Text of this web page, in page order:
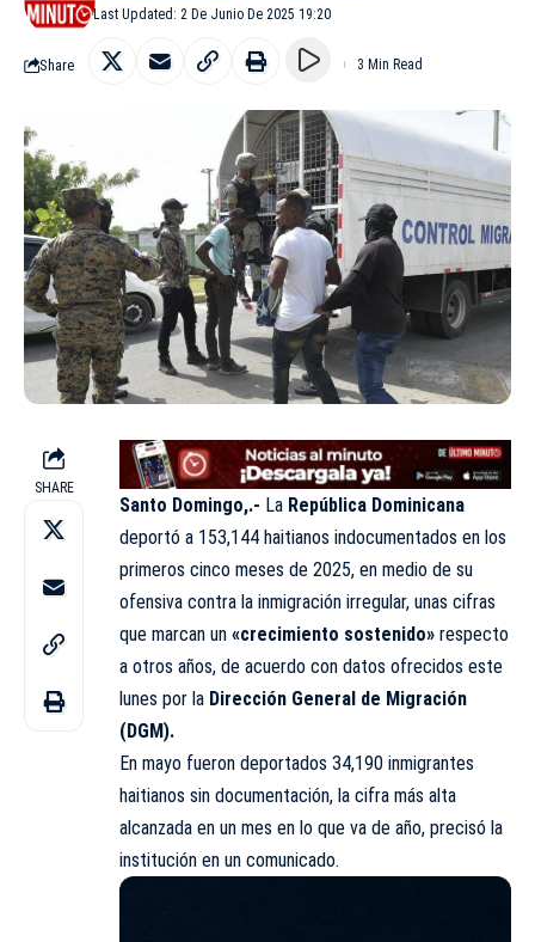
Last Updated: 2 De Junio De 2025 19:20
Share 3 Min Read
SHARE
Santo Domingo,.- La República Dominicana
deportó a 153,144 haitianos indocumentados en los
primeros cinco meses de 2025, en medio de su
ofensiva contra la inmigración irregular, unas cifras
que marcan un «crecimiento sostenido» respecto
a otros años, de acuerdo con datos ofrecidos este
lunes por la Dirección General de Migración
(DGM).
En mayo fueron deportados 34,190 inmigrantes
haitianos sin documentación, la cifra más alta
alcanzada en un mes en lo que va de año, precisó la
institución en un comunicado.